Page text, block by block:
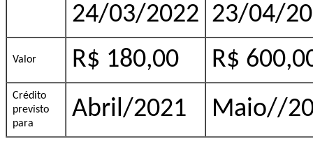
24/03/2022 23/04/
Valor R$ 180,00 R$
Crédito
previsto
para
Abril/2021 Maio//